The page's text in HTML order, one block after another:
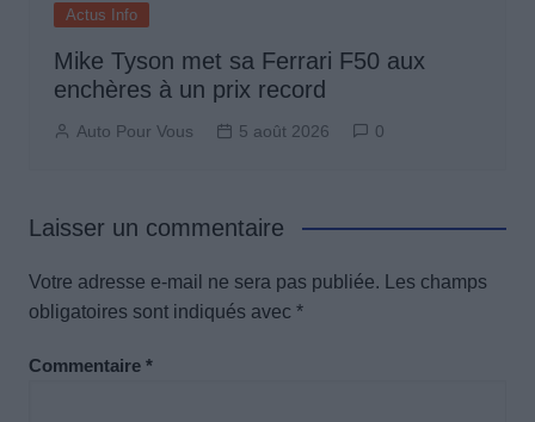
Actus Info
Mike Tyson met sa Ferrari F50 aux
enchères à un prix record
Auto Pour Vous 5 août 2026 0
Laisser un commentaire
Votre adresse e-mail ne sera pas publiée.
Les champs
obligatoires sont indiqués avec *
Commentaire *